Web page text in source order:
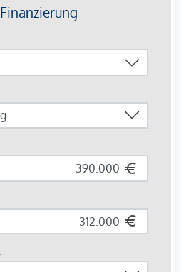
temperierung
(Raffstores, EG mit
mit Fensterspaltlüftern
1.238.000,- netto zzgl. 20% USt.
22,50 netto/m²